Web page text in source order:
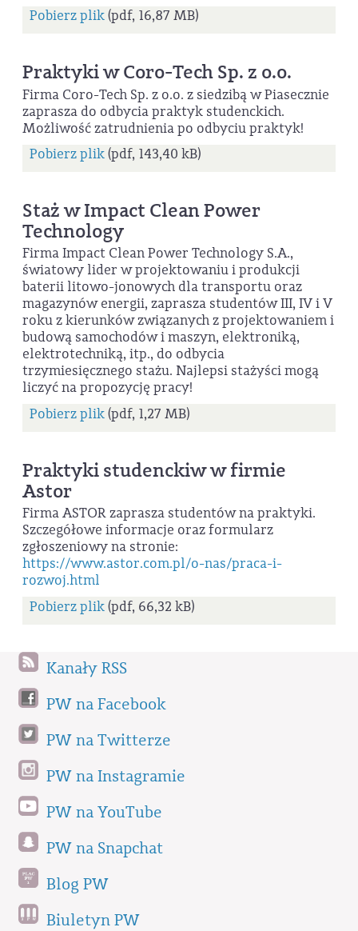
Pobierz plik(pdf, 16,87 MB)
Praktyki w Coro-Tech Sp. z o.o.
Firma Coro-Tech Sp. z o.o. z siedzibą w Piasecznie
zaprasza do odbycia praktyk studenckich.
Możliwość zatrudnienia po odbyciu praktyk!
Pobierz plik(pdf, 143,40 kB)
Staż w Impact Clean Power
Technology
Firma Impact Clean Power Technology S.A.,
światowy lider w projektowaniu i produkcji
baterii litowo-jonowych dla transportu oraz
magazynów energii, zaprasza studentów III, IV i V
roku z kierunków związanych z projektowaniem i
budową samochodów i maszyn, elektroniką,
elektrotechniką, itp., do odbycia
trzymiesięcznego stażu. Najlepsi stażyści mogą
liczyć na propozycję pracy!
Pobierz plik(pdf, 1,27 MB)
Praktyki studenckiw w firmie
Astor
Firma ASTOR zaprasza studentów na praktyki.
Szczegółowe informacje oraz formularz
zgłoszeniowy na stronie:
https://www.astor.com.pl/o-nas/praca-i-
rozwoj.html
Pobierz plik(pdf, 66,32 kB)
Kanały RSS
PW na Facebook
PW na Twitterze
PW na Instagramie
PW na YouTube
PW na Snapchat
Blog PW
Biuletyn PW